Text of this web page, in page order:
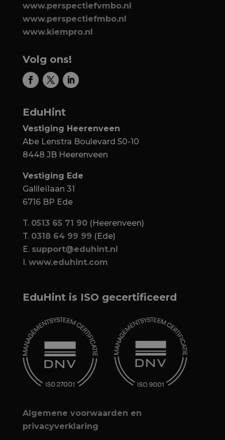
www.perspectiefvmbo.nl
www.perspectiefmbo.nl
www.kiempro.nl
Volg ons!
EduHint
Vestiging Heerenveen
Abe Lenstra Boulevard 50-10
8448 JB Heerenveen
Vestiging Ede
Galileïlaan 31
6716 BP Ede
T. 0513 65 71 90(Heerenveen)
T. 0318 64 99 99 (Ede)
E. support@eduhint.nl
I. www.eduhint.com
EduHint is ISO gecertificeerd
Algemene voorwaarden en
privacyverklaring